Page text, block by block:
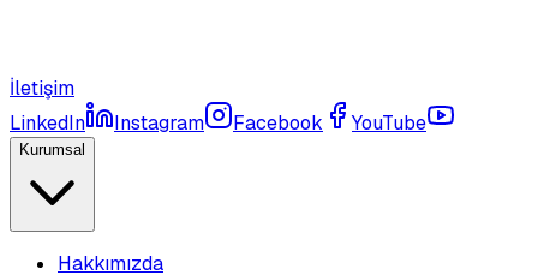
İletişim
LinkedIn
Instagram Facebook YouTube
Kurumsal
Hakkımızda